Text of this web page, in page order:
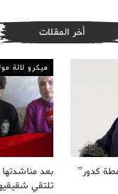
أخر المقلات
كدور”
ميكرو لالة
بعد
تلتقي